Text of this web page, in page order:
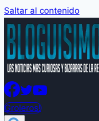
Saltar al contenido
Groleros!